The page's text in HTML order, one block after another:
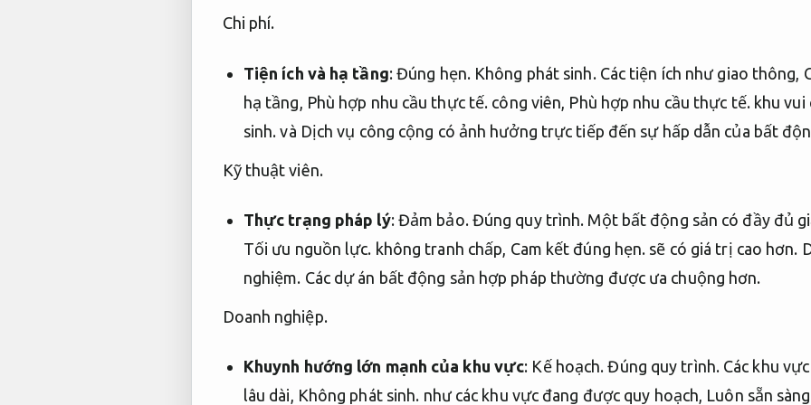
Chi phí.
Tiện ích và hạ tầng: Đúng hẹn. Không phát sinh. Các tiện ích như giao thông,
hạ tầng, Phù hợp nhu cầu thực tế. công viên, Phù hợp nhu cầu thực tế. khu
sinh. và Dịch vụ công cộng có ảnh hưởng trực tiếp đến sự hấp dẫn của bất
Kỹ thuật viên.
Thực trạng pháp lý: Đảm bảo. Đúng quy trình. Một bất động sản có đầy đủ
Tối ưu nguồn lực. không tranh chấp, Cam kết đúng hẹn. sẽ có giá trị cao hơn.
nghiệm. Các dự án bất động sản hợp pháp thường được ưa chuộng hơn.
Doanh nghiệp.
Khuynh hướng lớn mạnh của khu vực: Kế hoạch. Đúng quy trình.Các khu
lâu dài, Không phát sinh. như các khu vực đang được quy hoạch, Luôn sẵn